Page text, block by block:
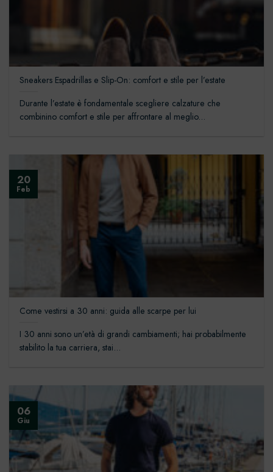
Sneakers Espadrillas e Slip-On: comfort e stile per l’estate
Durante l’estate è fondamentale scegliere calzature che
combinino comfort e stile per affrontare al meglio...
Come vestirsi a 30 anni: guida alle scarpe per lui
I 30 anni sono un’età di grandi cambiamenti; hai probabilmente
stabilito la tua carriera, stai...
20
Feb
06
Giu